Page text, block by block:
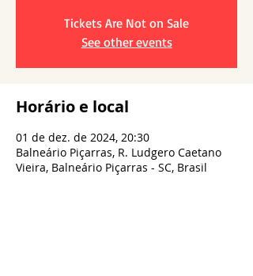
Tickets Are Not on Sale
See other events
Horário e local
01 de dez. de 2024, 20:30
Balneário Piçarras, R. Ludgero Caetano
Vieira, Balneário Piçarras - SC, Brasil